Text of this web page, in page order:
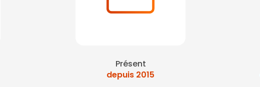
Présent
depuis 2015